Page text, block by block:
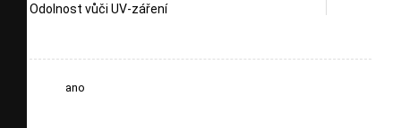
Odolnost vůči UV-záření
ano